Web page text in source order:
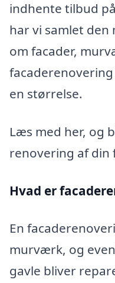
indhente tilbud
har vi samlet den
om facader,
en størrelse.
Læs med her, og
renovering af din
Hvad er
En
murværk, og
gavle bliver